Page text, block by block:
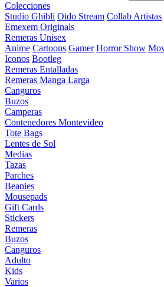
Colecciones
Studio Ghibli Oido Stream Collab Artistas
Emexem Originals
Remeras Unisex
Anime Cartoons Gamer Horror Show
Iconos Bootleg
Remeras Entalladas
Remeras Manga Larga
Canguros
Buzos
Camperas
Contenedores Montevideo
Tote Bags
Lentes de Sol
Medias
Tazas
Parches
Beanies
Mousepads
Gift Cards
Stickers
Remeras
Buzos
Canguros
Adulto
Kids
Varios